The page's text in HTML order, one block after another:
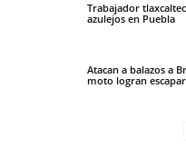
Trabajador
azulejos en Puebla
Atacan a balazos a
moto logran